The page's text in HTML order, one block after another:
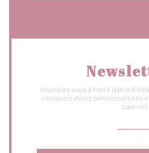
Inscrivez-vous à notre lettre
communications personnalisées
courriel.